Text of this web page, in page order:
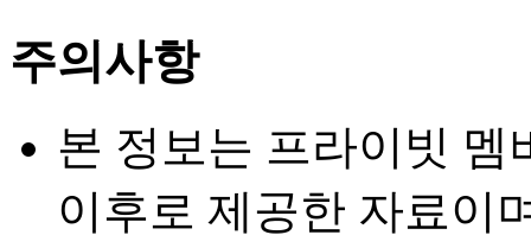
주의사항
본 정보는 프라이빗 멤
이후로 제공한 자료이